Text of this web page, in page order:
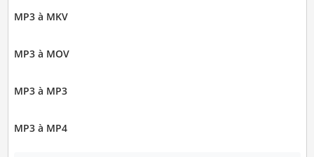
MP3 à MKV
MP3 à MOV
MP3 à MP3
MP3 à MP4